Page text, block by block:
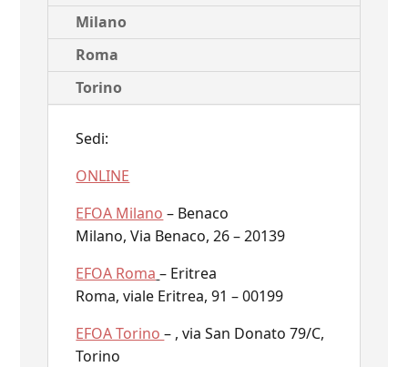
Milano
Roma
Torino
Sedi:
ONLINE
EFOA Milano – Benaco
Milano, Via Benaco, 26 – 20139
EFOA Roma – Eritrea
Roma, viale Eritrea, 91 – 00199
EFOA Torino– , via San Donato 79/C,
Torino